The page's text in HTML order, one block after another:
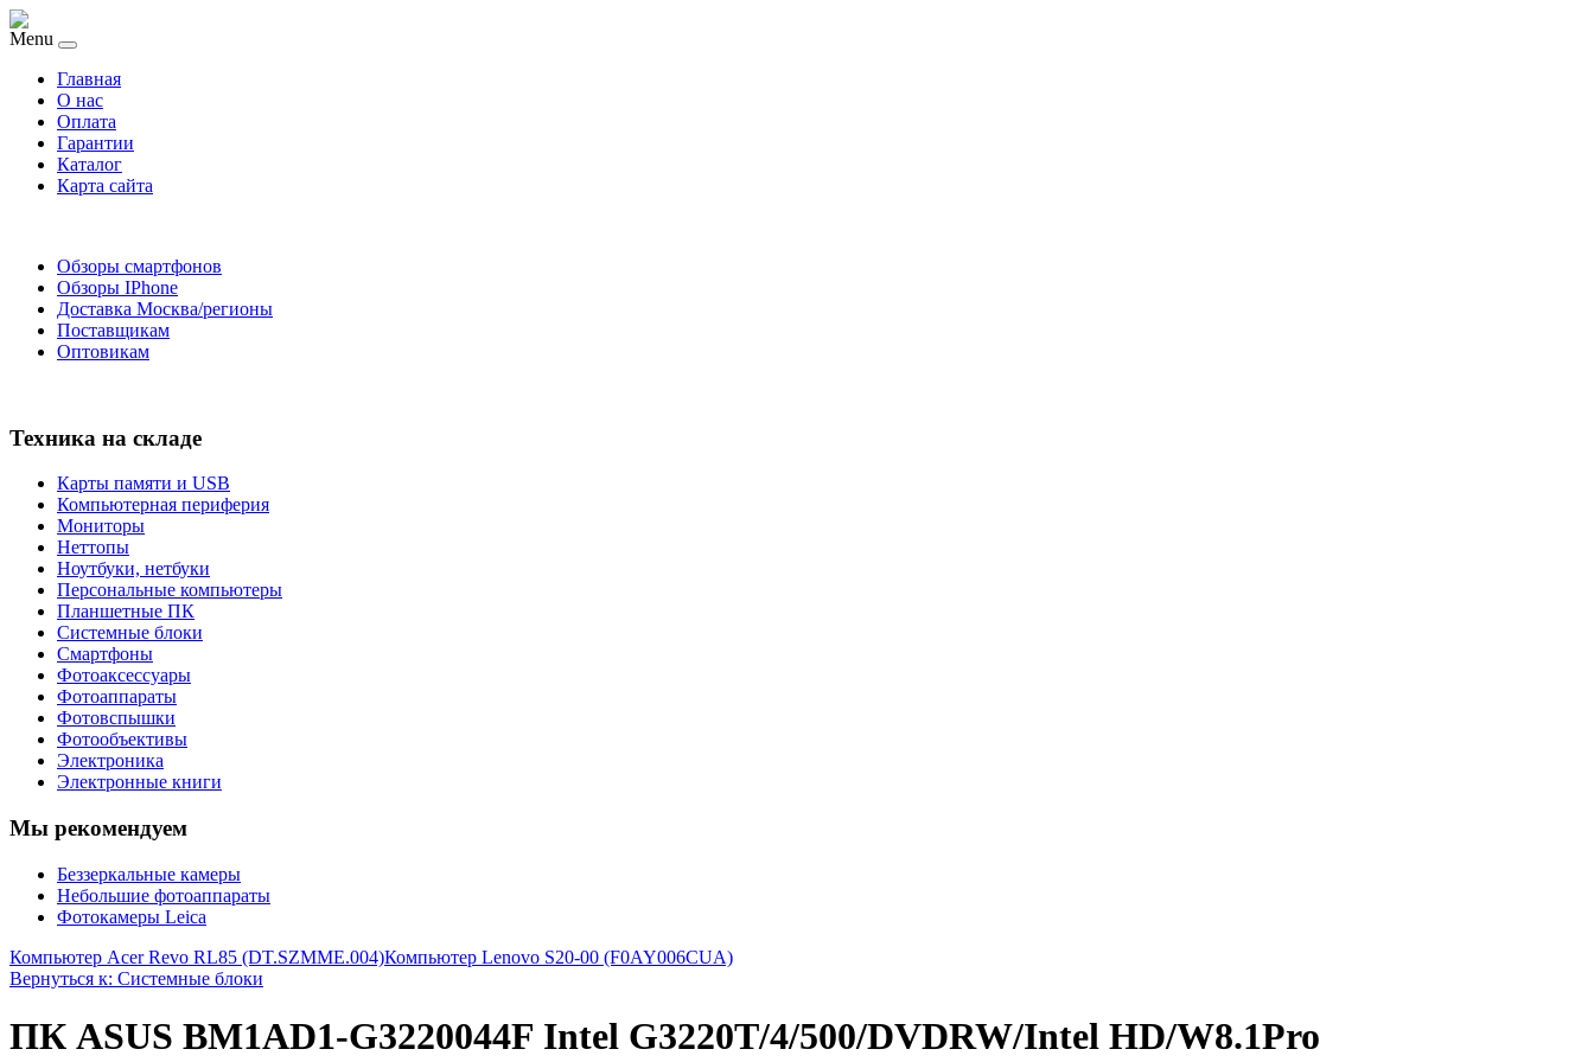
Menu
Главная
O нас
Оплата
Гарантии
Каталог
Карта сайта
Обзоры смартфонов
Обзоры IPhone
Доставка Москва/регионы
Поставщикам
Оптовикам
Техника на складе
Карты памяти и USB
Компьютерная периферия
Мониторы
Неттопы
Ноутбуки, нетбуки
Персональные компьютеры
Планшетные ПК
Системные блоки
Смартфоны
Фотоаксессуары
Фотоаппараты
Фотовспышки
Фотообъективы
Электроника
Электронные книги
Мы рекомендуем
Беззеркальные камеры
Небольшие фотоаппараты
Фотокамеры Leica
Компьютер Acer Revo RL85 (DT.SZMME.004)Компьютер Lenovo S20-00 (F0AY006CUA)
Вернуться к: Системные блоки
ПК ASUS BM1AD1-G3220044F Intel G3220T/4/500/DVDRW/Intel HD/W8.1Pro